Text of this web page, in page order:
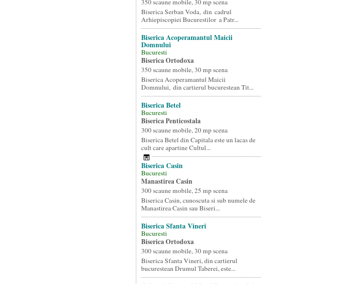
350 scaune mobile, 30 mp scena
Biserica Serban Voda, din cadrul
Arhiepiscopiei Bucurestilor a Patr...
Biserica Acoperamantul Maicii
Domnului
Bucuresti
Biserica Ortodoxa
350 scaune mobile, 30 mp scena
Biserica Acoperamantul Maicii
Domnului, din cartierul bucurestean Tit...
Biserica Betel
Bucuresti
Biserica Penticostala
300 scaune mobile, 20 mp scena
Biserica Betel din Capitala este un lacas de
cult care apartine Cultul...
Biserica Casin
Bucuresti
Manastirea Casin
300 scaune mobile, 25 mp scena
Biserica Casin, cunoscuta si sub numele de
Manastirea Casin sau Biseri...
Biserica Sfanta Vineri
Bucuresti
Biserica Ortodoxa
300 scaune mobile, 30 mp scena
Biserica Sfanta Vineri, din cartierul
bucurestean Drumul Taberei, este...